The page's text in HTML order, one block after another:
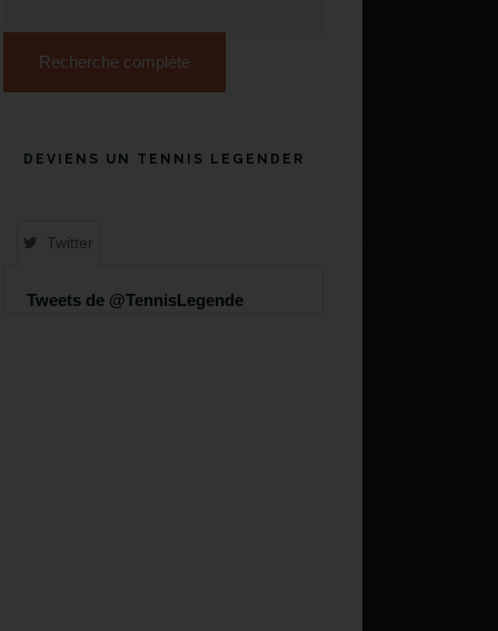
Recherche complète
DEVIENS UN TENNIS LEGENDER
Twitter
Tweets de @TennisLegende